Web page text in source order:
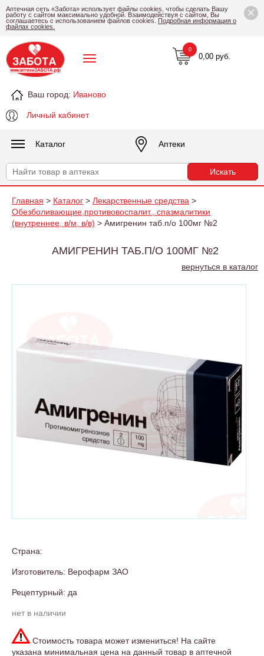
×
Аптечная сеть «Забота» использует файлы cookies, чтобы сделать Вашу
работу с сайтом максимально удобной. Взаимодействуя с сайтом, Вы
соглашаетесь с использованием файлов cookies. Подробная информация о
файлах cookies.
Ваш город: Иваново
Личный кабинет
0,00 руб.
0
Каталог Аптеки
Главная > Каталог > Лекарственные средства >
Обезболивающие,противовоспалит., спазмалитики
(внутреннее, в/м, в/в) > Амигренин таб.п/о 100мг №2
АМИГРЕНИН ТАБ.П/О 100МГ №2
вернуться в каталог
Страна:
Изготовитель: Верофарм ЗАО
Рецептурный: да
нет в наличии
Стоимость товара может измениться! На сайте
указана минимальная цена на данный товар в аптечной